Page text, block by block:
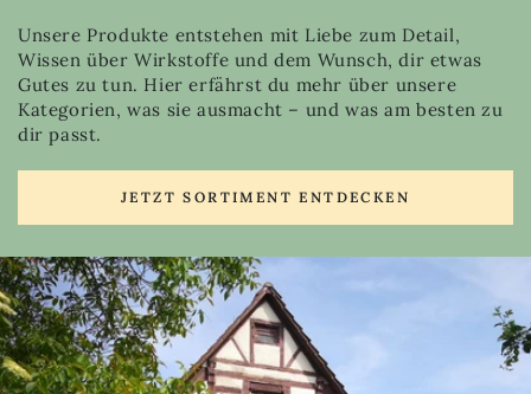
Unsere Produkte entstehen mit Liebe zum Detail,
Wissen über Wirkstoffe und dem Wunsch, dir etwas
Gutes zu tun. Hier erfährst du mehr über unsere
Kategorien, was sie ausmacht – und was am besten zu
dir passt.
JETZT SORTIMENT ENTDECKEN